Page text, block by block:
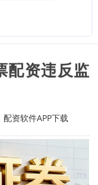
配资违反监
配资软件APP下载